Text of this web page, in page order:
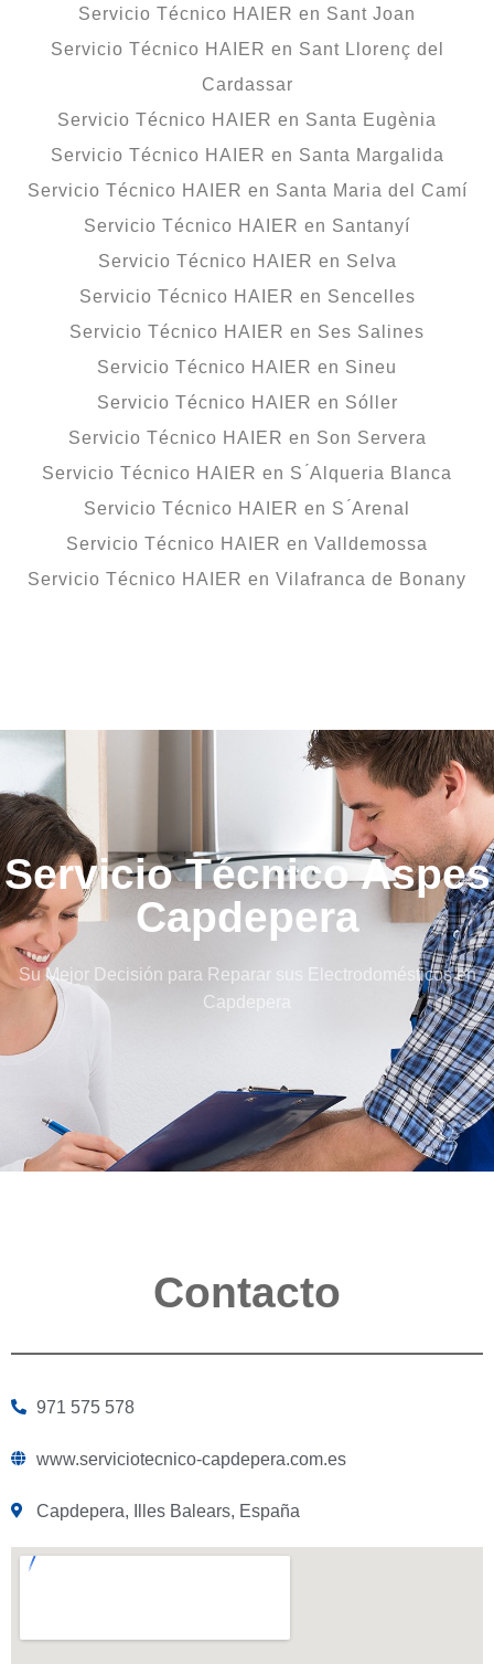
Servicio Técnico HAIER en Sant Joan
Servicio Técnico HAIER en Sant Llorenç del
Cardassar
Servicio Técnico HAIER en Santa Eugènia
Servicio Técnico HAIER en Santa Margalida
Servicio Técnico HAIER en Santa Maria del Camí
Servicio Técnico HAIER en Santanyí
Servicio Técnico HAIER en Selva
Servicio Técnico HAIER en Sencelles
Servicio Técnico HAIER en Ses Salines
Servicio Técnico HAIER en Sineu
Servicio Técnico HAIER en Sóller
Servicio Técnico HAIER en Son Servera
Servicio Técnico HAIER en S ́Alqueria Blanca
Servicio Técnico HAIER en S ́Arenal
Servicio Técnico HAIER en Valldemossa
Servicio Técnico HAIER en Vilafranca de Bonany
Servicio Técnico Aspes
Capdepera
Su Mejor Decisión para Reparar sus Electrodomésticos en
Capdepera
Contacto
971 575 578
www.serviciotecnico-capdepera.com.es
Capdepera, Illes Balears, España